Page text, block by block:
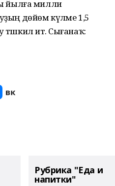
йылға милли
дөйөм күләме 1,5
итә. Сығанаҡ:
Рубрика "Еда и
напитки"